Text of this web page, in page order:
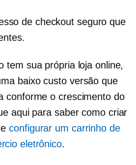
de checkout seguro que
tem sua própria loja online,
baixo custoversão que
conforme o crescimento do
aqui para saber como criar
econfigurar um carrinho de
eletrônico.